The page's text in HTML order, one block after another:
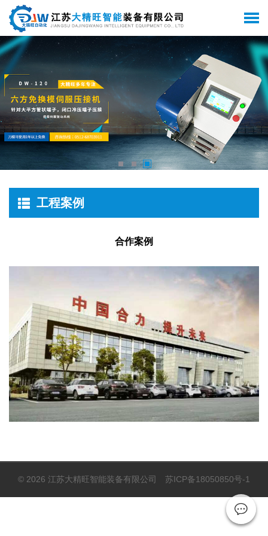
工程案例
合作案例
© 2026 江苏大精旺智能装备有限公司 苏ICP备18050850号-1